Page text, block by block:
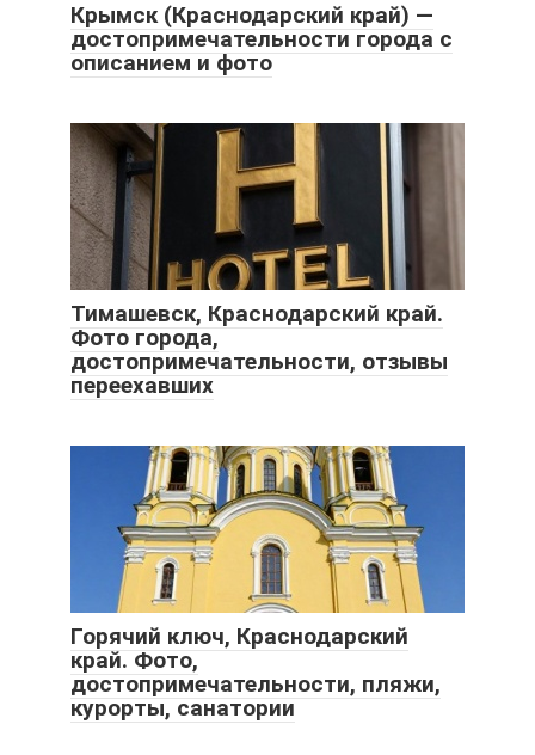
Крымск (Краснодарский край) —
достопримечательности города с
описанием и фото
Тимашевск, Краснодарский край.
Фото города,
достопримечательности, отзывы
переехавших
Горячий ключ, Краснодарский
край. Фото,
достопримечательности, пляжи,
курорты, санатории